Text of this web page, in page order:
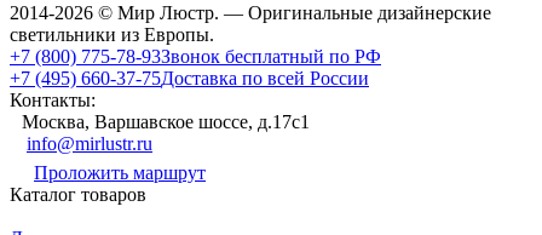
2014-2026 © Мир Люстр. — Оригинальные дизайнерские
светильники из Европы.
+7 (800) 775-78-93Звонок бесплатный по РФ
+7 (495) 660-37-75Доставка по всей России
Контакты:
Москва, Варшавское шоссе, д.17c1
info@mirlustr.ru
Проложить маршрут
Каталог товаров